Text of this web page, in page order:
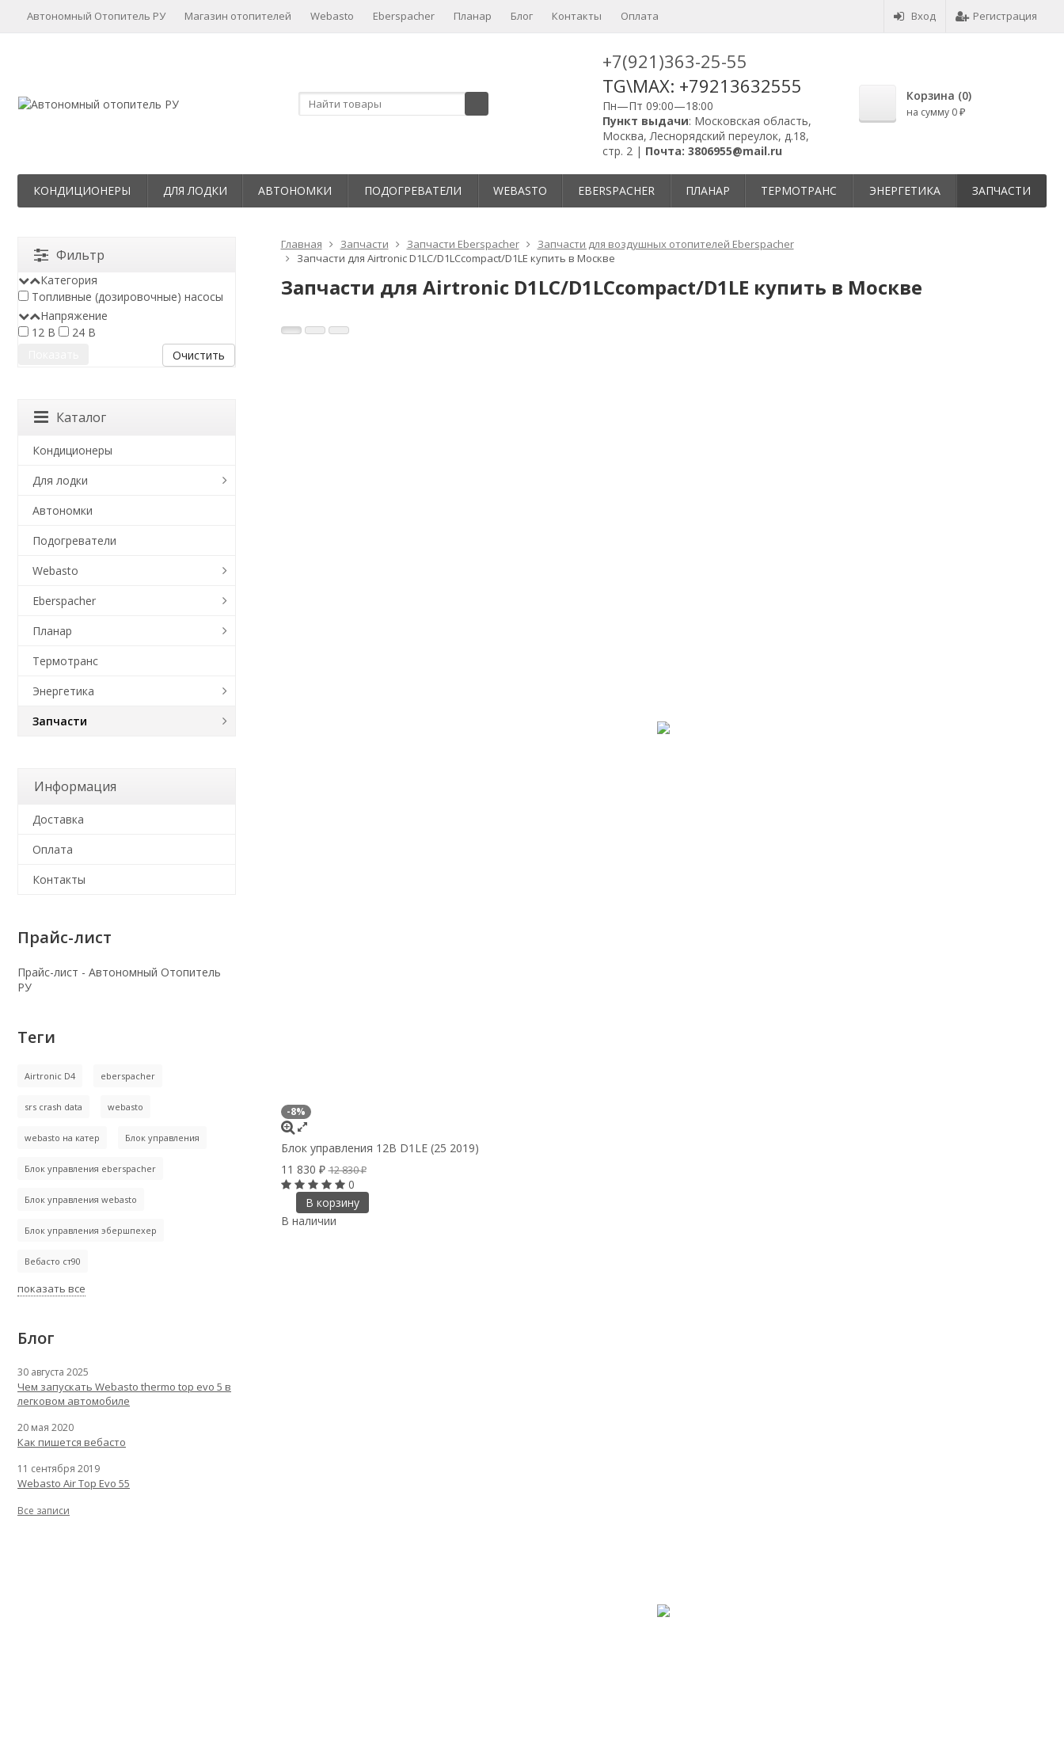
Вход Регистрация
Автономный Отопитель РУ Магазин отопителей Webasto Eberspacher Планар Блог Контакты Оплата
+7(921)363-25-55
TG\MAX: +79213632555
Пн—Пт 09:00—18:00
Пункт выдачи: Московская область,
Москва, Леснорядский переулок, д.18,
стр. 2 | Почта: 3806955@mail.ru
Корзина (0)
на сумму 0 ₽
КОНДИЦИОНЕРЫ ДЛЯ ЛОДКИ АВТОНОМКИ ПОДОГРЕВАТЕЛИ WEBASTO EBERSPACHER ПЛАНАР ТЕРМОТРАНС ЭНЕРГЕТИКА ЗАПЧАСТИ
Главная Запчасти Запчасти Eberspacher
Запчасти для воздушных отопителей Eberspacher
Запчасти для Airtronic D1LC/D1LCcompact/D1LE купить в Москве
Запчасти для Airtronic D1LC/D1LCcompact/D1LE купить в Москве
-8%
Блок управления 12В D1LE (25 2019)
11 830 ₽ 12 830₽
0
В корзину
В наличии
Фильтр
Категория
Топливные (дозировочные) насосы
Напряжение
12 В
24 В
Очистить
Каталог
Кондиционеры
Для лодки
Автономки
Подогреватели
Webasto
Eberspacher
Планар
Термотранс
Энергетика
Запчасти
Информация
Доставка
Оплата
Контакты
Прайс-лист
Прайс-лист - Автономный Отопитель
РУ
Теги
Airtronic D4 eberspacher
srs crash data webasto
webasto на катер Блок управления
Блок управления eberspacher
Блок управления webasto
Блок управления эбершпехер
Вебасто ст90
показать все
Блог
30 августа 2025
Чем запускать Webasto thermo top evo 5 в
легковом автомобиле
20 мая 2020
Как пишется вебасто
11 сентября 2019
Webasto Air Top Evo 55
Все записи